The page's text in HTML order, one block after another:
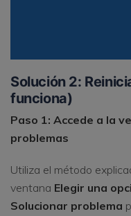
Solución 2:
funciona)
Paso 1: Accede a la
problemas
Utiliza el método
ventana Elegir una
Solucionar problema